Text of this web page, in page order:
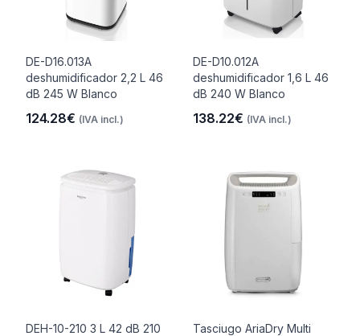
DE-D16.013A
deshumidificador 2,2 L 46
dB 245 W Blanco
124.28€ (IVA incl.)
DE-D10.012A
deshumidificador 1,6 L 46
dB 240 W Blanco
138.22€ (IVA incl.)
DEH-10-210 3 L 42 dB 210
Tasciugo AriaDry Multi